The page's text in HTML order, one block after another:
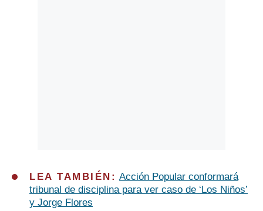
LEA TAMBIÉN: Acción Popular conformará
tribunal de disciplina para ver caso de ‘Los Niños’
y Jorge Flores